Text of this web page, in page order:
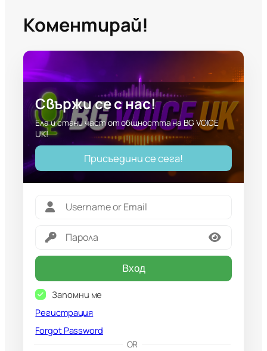
Коментирай!
Свържи се с нас!
Ела и стани част от общността на BG VOICE
UK!
Присъедини се сега!
Вход
Запомни ме
Регистрация
Forgot Password
OR